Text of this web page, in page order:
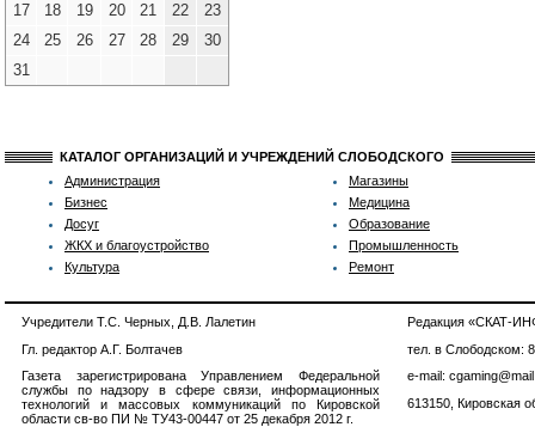
17
18 19 20 21 22
23
24
25 26 27 28 29
30
31
КАТАЛОГ ОРГАНИЗАЦИЙ И УЧРЕЖДЕНИЙ СЛОБОДСКОГО
Администрация
Бизнес
Досуг
ЖКХ и благоустройство
Культура
Магазины
Медицина
Образование
Промышленность
Ремонт
Учредители Т.С. Черных, Д.В. Лалетин
Гл. редактор А.Г. Болтачев
Газета зарегистрирована Управлением Федеральной
службы по надзору в сфере связи, информационных
технологий и массовых коммуникаций по Кировской
области св-во ПИ № ТУ43-00447 от 25 декабря 2012 г.
Редакция «СКАТ-
тел. в Слободском:
e-mail:
613150, Кировская